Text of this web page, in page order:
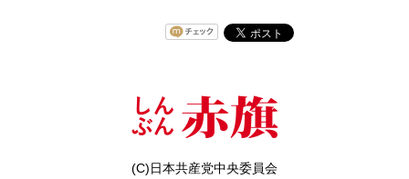
(C)日本共産党中央委員会